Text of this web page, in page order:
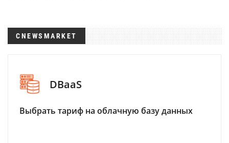
CNEWSMARKET
DBaaS
Выбрать тариф на облачную базу данных